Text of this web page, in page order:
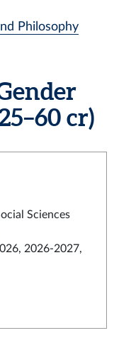
Philosophy
cr)
Sciences
2026-2027,